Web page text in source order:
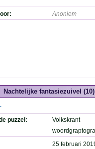
Anoniem
Nachtelijke fantasiezuivel (10)
puzzel:
Volkskrant
25 februari